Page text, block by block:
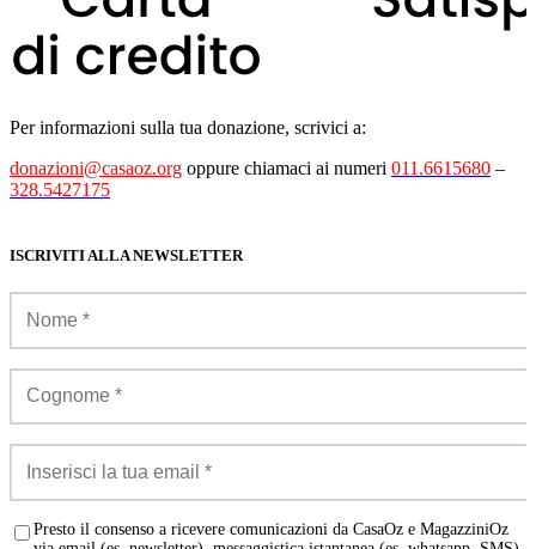
Per informazioni sulla tua donazione, scrivici a:
donazioni@casaoz.org oppure chiamaci ai numeri 011.6615680 –
328.5427175
ISCRIVITI ALLA NEWSLETTER
Presto il consenso a ricevere comunicazioni da CasaOz e MagazziniOz